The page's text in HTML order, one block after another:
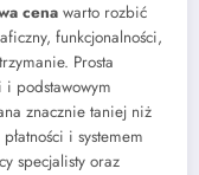
cena warto rozbić
funkcjonalności,
Prosta
podstawowym
znacznie taniej niż
i systemem
specjalisty oraz